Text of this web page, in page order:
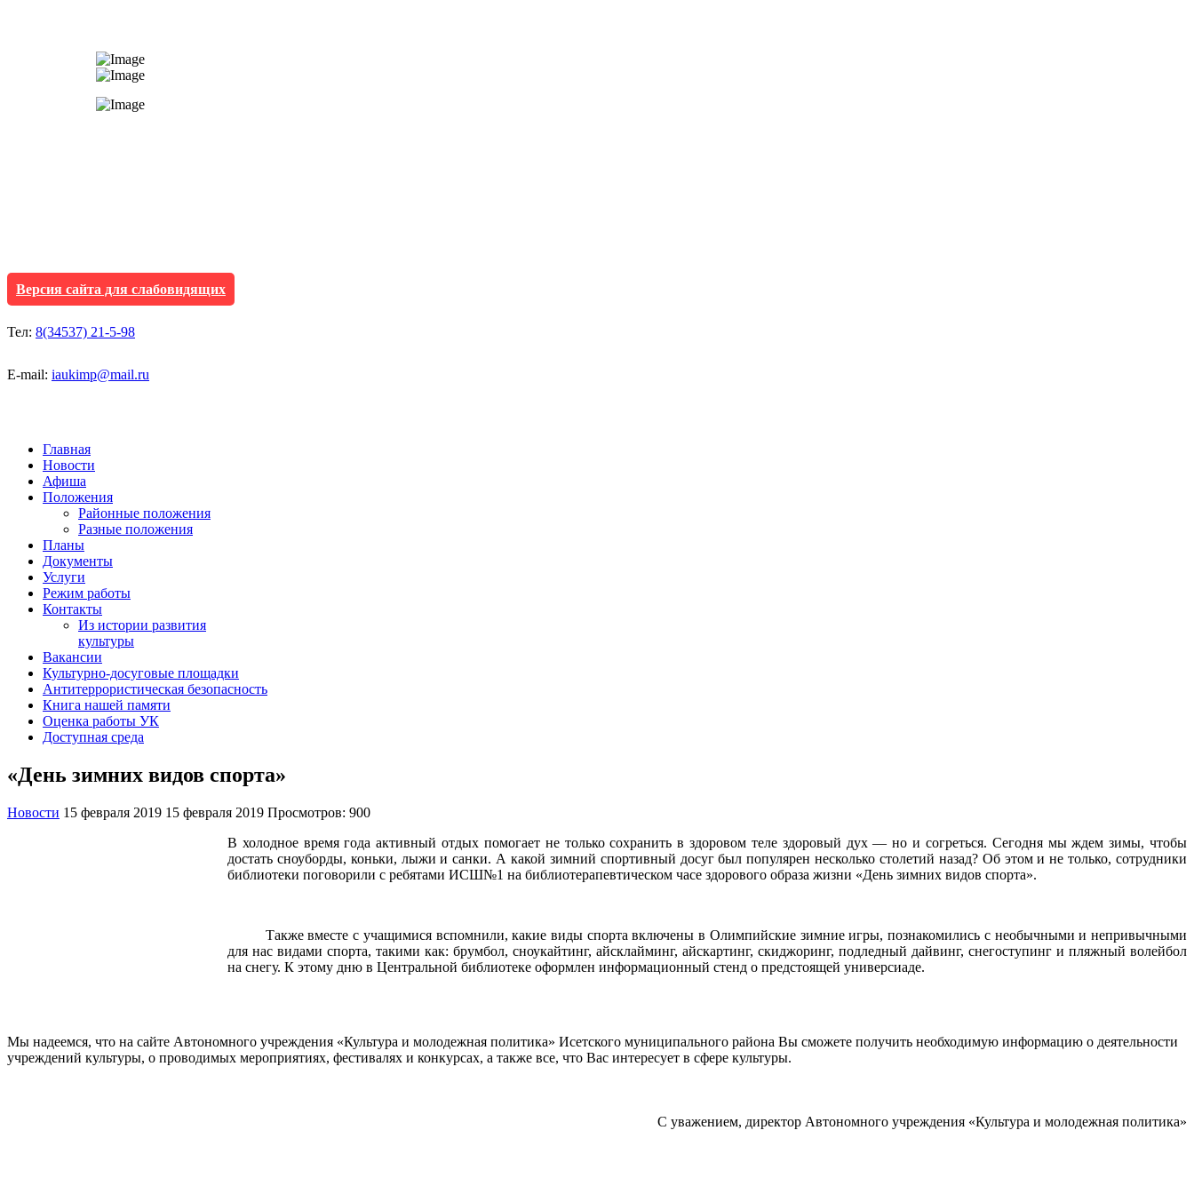
Версия сайта для слабовидящих
Тел: 8(34537) 21-5-98
E-mail: iaukimp@mail.ru
Главная
Новости
Афиша
Положения
Районные положения
Разные положения
Планы
Документы
Услуги
Режим работы
Контакты
Из истории развития
культуры
Вакансии
Культурно-досуговые площадки
Антитеррористическая безопасность
Книга нашей памяти
Оценка работы УК
Доступная среда
«День зимних видов спорта»
Новости 15 февраля 2019 15 февраля 2019 Просмотров: 900
В холодное время года активный отдых помогает не только сохранить в здоровом теле здоровый дух — но и согреться. Сегодня мы ждем зимы, чтобы
достать сноуборды, коньки, лыжи и санки. А какой зимний спортивный досуг был популярен несколько столетий назад? Об этом и не только, сотрудники
библиотеки поговорили с ребятами ИСШ№1 на библиотерапевтическом часе здорового образа жизни «День зимних видов спорта».
Также вместе с учащимися вспомнили, какие виды спорта включены в Олимпийские зимние игры, познакомились с необычными и непривычными
для нас видами спорта, такими как: брумбол, сноукайтинг, айсклайминг, айскартинг, скиджоринг, подледный дайвинг, снегоступинг и пляжный волейбол
на снегу. К этому дню в Центральной библиотеке оформлен информационный стенд о предстоящей универсиаде.
Мы надеемся, что на сайте Автономного учреждения «Культура и молодежная политика» Исетского муниципального района Вы сможете получить необходимую информацию о деятельности
учреждений культуры, о проводимых мероприятиях, фестивалях и конкурсах, а также все, что Вас интересует в сфере культуры.
С уважением, директор Автономного учреждения «Культура и молодежная политика»